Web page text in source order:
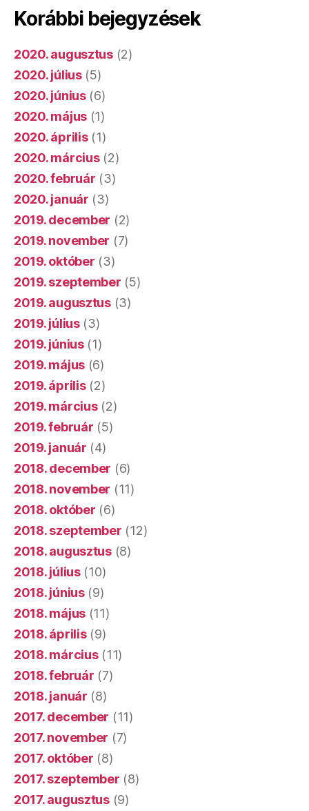
Korábbi bejegyzések
2020. augusztus(2)
2020. július(5)
2020. június(6)
2020. május (1)
2020. április(1)
2020. március(2)
2020. február (3)
2020. január (3)
2019. december (2)
2019. november (7)
2019. október (3)
2019. szeptember (5)
2019. augusztus(3)
2019. július(3)
2019. június(1)
2019. május (6)
2019. április(2)
2019. március(2)
2019. február (5)
2019. január (4)
2018. december (6)
2018. november (11)
2018. október (6)
2018. szeptember (12)
2018. augusztus(8)
2018. július(10)
2018. június(9)
2018. május (11)
2018. április(9)
2018. március(11)
2018. február (7)
2018. január (8)
2017. december (11)
2017. november (7)
2017. október (8)
2017. szeptember (8)
2017. augusztus(9)